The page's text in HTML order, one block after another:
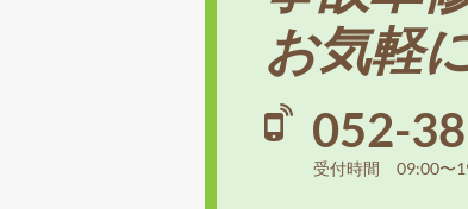
お気軽
052-
受付時間 09:00〜